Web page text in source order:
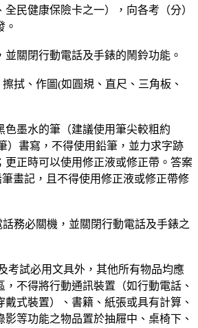
民健康保險卡之一），向各考（分）
。
並關閉行動電話及手錶的鬧鈴功能。
拭、作圖(如圓規、直尺、三角板、
色墨水的筆（建議使用筆尖較粗約
）書寫，不得使用鉛筆，並力求字跡
更正時可以使用修正液或修正帶。答案
畫記，且不得使用修正液或修正帶修
務必關機，並關閉行動電話及手錶之
考試必用文具外，其他所有物品均應
，不得將行動通訊裝置（如行動電話、
式裝置）、書籍、紙張或具有計算、
等功能之物品置於抽屜中、桌椅下、